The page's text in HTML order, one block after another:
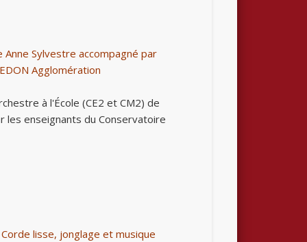
Anne Sylvestre accompagné par
Agglomération
à l'École (CE2 et CM2) de
les enseignants du Conservatoire
lisse, jonglage et musique